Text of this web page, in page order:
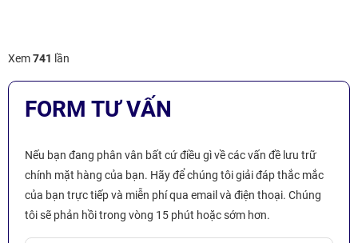
Xem741 lần
FORM TƯ VẤN
Nếu bạn đang phân vân bất cứ điều gì về các vấn đề lưu trữ
chính mặt hàng của bạn. Hãy để chúng tôi giải đáp thắc mắc
của bạn trực tiếp và miễn phí qua email và điện thoại. Chúng
tôi sẽ phản hồi trong vòng 15 phút hoặc sớm hơn.